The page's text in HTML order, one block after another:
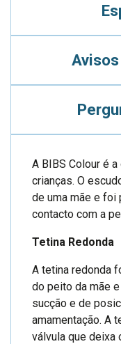
A BIBS Colour é
crianças. O
de uma mãe e foi
contacto com a
Tetina Redonda
A tetina redonda
do peito da mãe
sucção e de
amamentação. A
válvula que deixa